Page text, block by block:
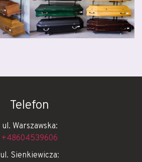
Telefon
ul. Warszawska:
+48604539606
ul. Sienkiewicza: